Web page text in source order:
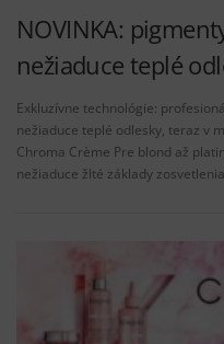
NOVINKA:
nežiaduce teplé
Exkluzívne technológie:
nežiaduce teplé odlesky, teraz v
Chroma Crème Pre blond až
nežiaduce žlté základy